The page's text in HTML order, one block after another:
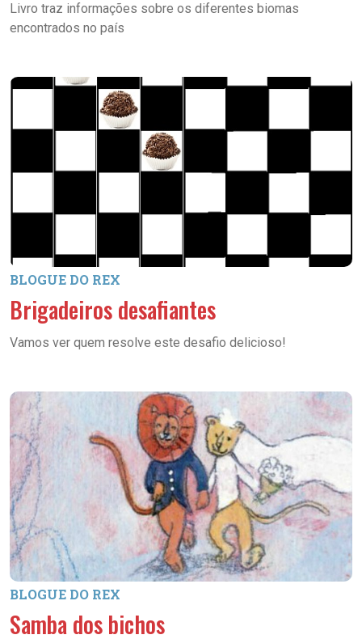
Livro traz informações sobre os diferentes biomas
encontrados no país
BLOGUE DO REX
Brigadeiros desafiantes
Vamos ver quem resolve este desafio delicioso!
BLOGUE DO REX
Samba dos bichos